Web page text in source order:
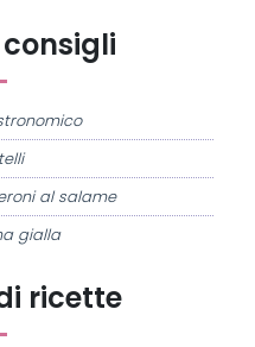
ricette
al salame
gialla